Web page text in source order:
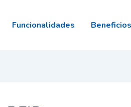
Funcionalidades Beneficios